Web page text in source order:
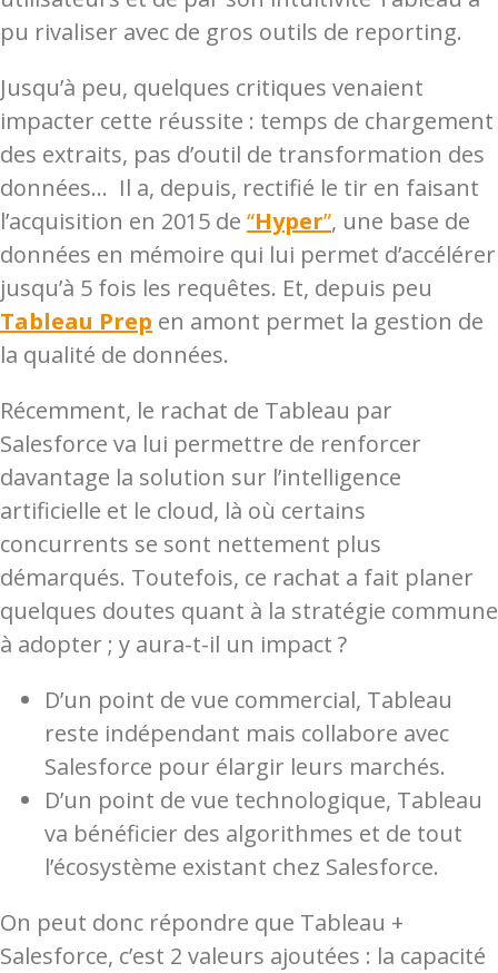
pu rivaliser avec de gros outils de reporting.
Jusqu’à peu, quelques critiques venaient
impacter cette réussite : temps de chargement
des extraits, pas d’outil de transformation des
données… Il a, depuis, rectifié le tir en faisant
l’acquisition en 2015 de “Hyper”, une base de
données en mémoire qui lui permet d’accélérer
jusqu’à 5 fois les requêtes. Et, depuis peu
Tableau Prep en amont permet la gestion de
la qualité de données.
Récemment, le rachat de Tableau par
Salesforce va lui permettre de renforcer
davantage la solution sur l’intelligence
artificielle et le cloud, là où certains
concurrents se sont nettement plus
démarqués. Toutefois, ce rachat a fait planer
quelques doutes quant à la stratégie commune
à adopter ; y aura-t-il un impact ?
D’un point de vue commercial, Tableau
reste indépendant mais collabore avec
Salesforce pour élargir leurs marchés.
D’un point de vue technologique, Tableau
va bénéficier des algorithmes et de tout
l’écosystème existant chez Salesforce.
On peut donc répondre que Tableau +
Salesforce, c’est 2 valeurs ajoutées : la capacité